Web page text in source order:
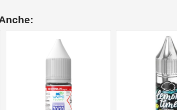
NON DISPONIBILE